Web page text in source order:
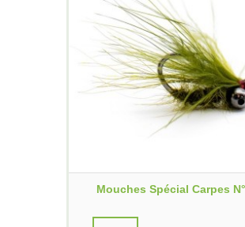
Mouches Spécial Carpes